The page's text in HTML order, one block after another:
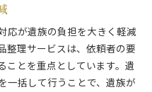
応が遺族の負担を大きく軽減
整理サービスは、依頼者の要
ことを重点としています。遺
一括して行うことで、遺族が